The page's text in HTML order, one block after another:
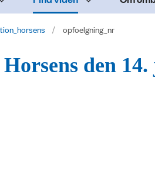
opfoelgning_nr
den